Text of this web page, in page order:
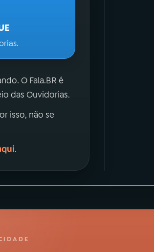
O Fala.BR é
das Ouvidorias.
isso, não se
.